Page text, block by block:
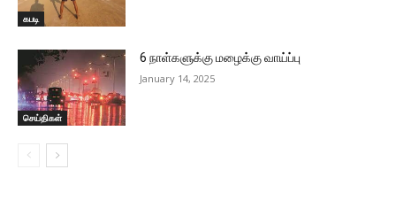
கபடி
செய்திகள்
6 நாள்களுக்கு மழைக்கு வாய்ப்பு
January 14, 2025